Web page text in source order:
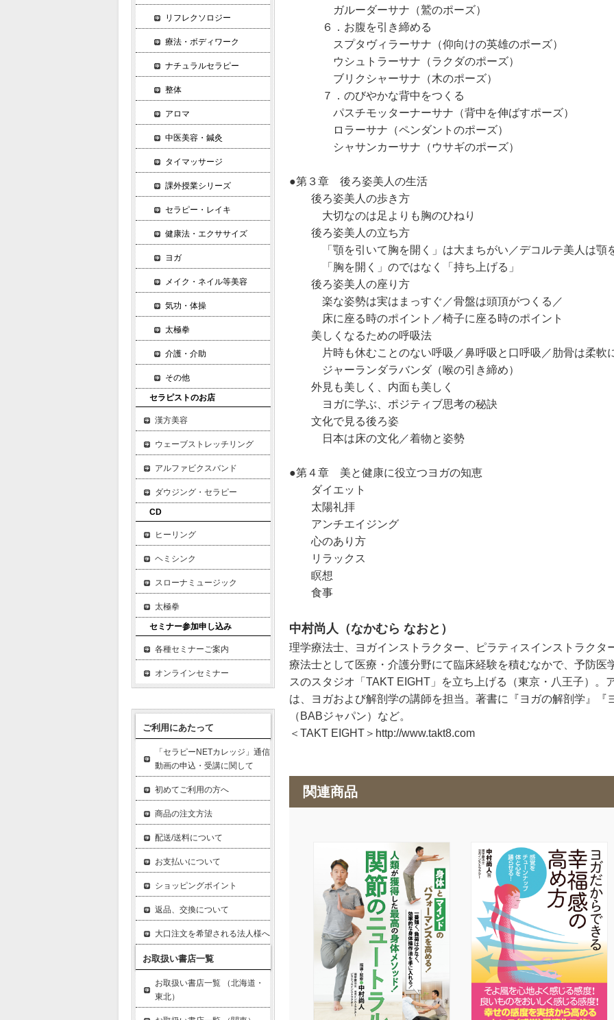
ガルーダーサナ（鷲のポーズ）
６．お腹を引き締める
スプタヴィラーサナ（仰向けの英雄のポーズ）
ウシュトラーサナ（ラクダのポーズ）
ブリクシャーサナ（木のポーズ）
７．のびやかな背中をつくる
パスチモッターナーサナ（背中を伸ばすポーズ）
ロラーサナ（ペンダントのポーズ）
シャサンカーサナ（ウサギのポーズ）
●第３章 後ろ姿美人の生活
後ろ姿美人の歩き方
大切なのは足よりも胸のひねり
後ろ姿美人の立ち方
「顎を引いて胸を開く」は大まちがい／デコルテ美人は顎
「胸を開く」のではなく「持ち上げる」
後ろ姿美人の座り方
楽な姿勢は実はまっすぐ／骨盤は頭頂がつくる／
床に座る時のポイント／椅子に座る時のポイント
美しくなるための呼吸法
片時も休むことのない呼吸／鼻呼吸と口呼吸／肋骨は柔軟
ジャーランダラバンダ（喉の引き締め）
外見も美しく、内面も美しく
ヨガに学ぶ、ポジティブ思考の秘訣
文化で見る後ろ姿
日本は床の文化／着物と姿勢
●第４章 美と健康に役立つヨガの知恵
ダイエット
太陽礼拝
アンチエイジング
心のあり方
リラックス
瞑想
食事
中村尚人（なかむら なおと）
理学療法士、ヨガインストラクター、ピラティスインストラクタ
療法士として医療・介護分野にて臨床経験を積むなかで、予防医
スのスタジオ「TAKT EIGHT」を立ち上げる（東京・八王子）。
は、ヨガおよび解剖学の講師を担当。著書に『ヨガの解剖学』『
（BABジャパン）など。
＜TAKT EIGHT＞http://www.takt8.com
関連商品
リフレクソロジー
療法・ボディワーク
ナチュラルセラピー
整体
アロマ
中医美容・鍼灸
タイマッサージ
課外授業シリーズ
セラピー・レイキ
健康法・エクササイズ
ヨガ
メイク・ネイル等美容
気功・体操
太極拳
介護・介助
その他
セラピストのお店
漢方美容
ウェーブストレッチリング
アルファビクスバンド
ダウジング・セラピー
CD
ヒーリング
ヘミシンク
スローナミュージック
太極拳
セミナー参加申し込み
各種セミナーご案内
オンラインセミナー
ご利用にあたって
「セラピーNETカレッジ」通信
動画の申込・受講に関して
初めてご利用の方へ
商品の注文方法
配送/送料について
お支払いについて
ショッピングポイント
返品、交換について
大口注文を希望される法人様へ
お取扱い書店一覧
お取扱い書店一覧 （北海道・
東北）